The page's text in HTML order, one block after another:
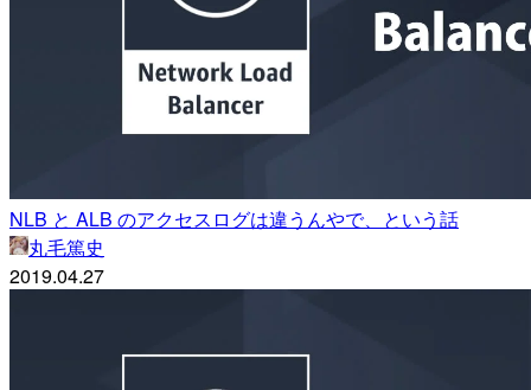
NLB と ALB のアクセスログは違うんやで、という話
丸毛篤史
2019.04.27